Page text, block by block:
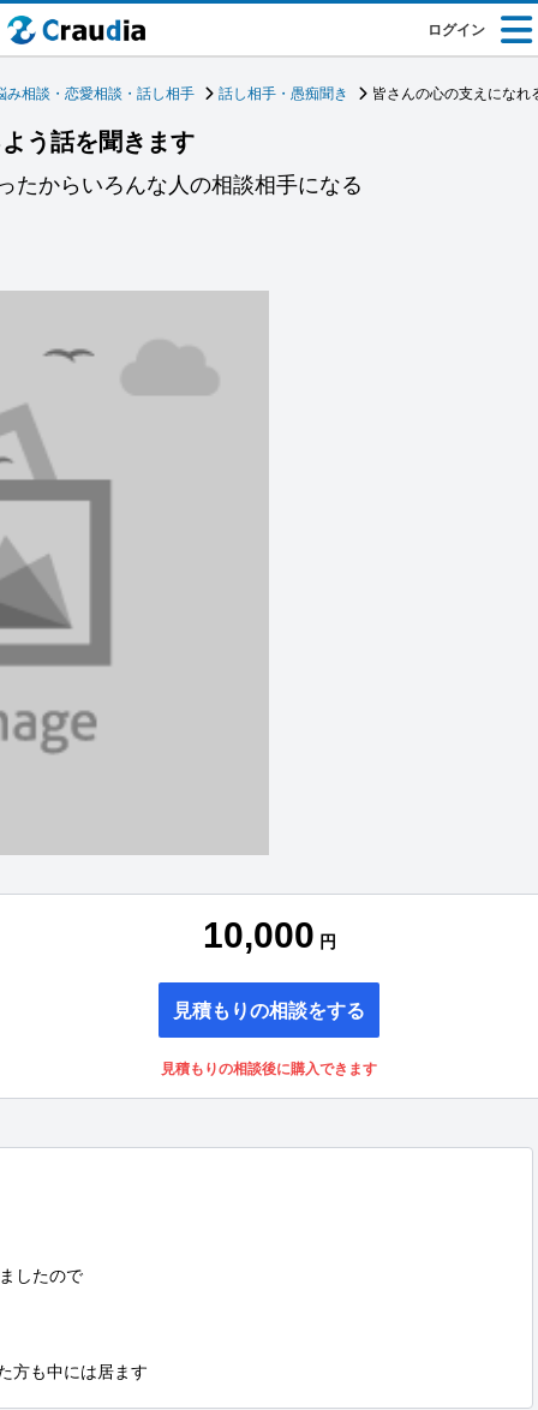
ログイン
み相談・恋愛相談・話し相手 話し相手・愚痴聞き 皆さんの心の支えになれ
う話を聞きます
たからいろんな人の相談相手になる
10,000 円
見積もりの相談をする
見積もりの相談後に購入できます
したので
方も中には居ます